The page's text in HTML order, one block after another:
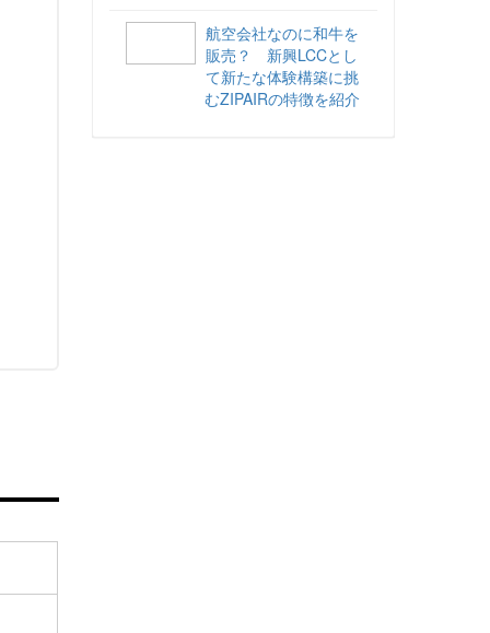
航空会社なのに和牛を
販売？ 新興LCCとし
て新たな体験構築に挑
むZIPAIRの特徴を紹介